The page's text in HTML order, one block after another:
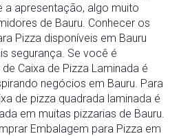
a apresentação, algo muito
de Bauru. Conhecer os
Pizza disponíveis em Bauru
segurança. Se você é
Caixa de Pizza Laminada é
negócios em Bauru. Para
de pizza quadrada laminada é
em muitas pizzarias de Bauru.
Embalagem para Pizza em